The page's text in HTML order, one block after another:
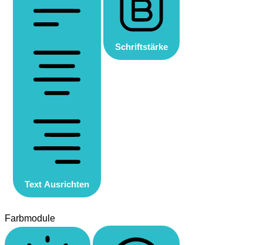
Text Ausrichten
Schriftstärke
Farbmodule